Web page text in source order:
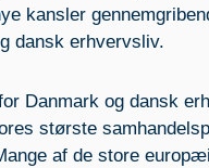
kansler
dansk erhvervsliv.
Danmark og dansk
største
af de store